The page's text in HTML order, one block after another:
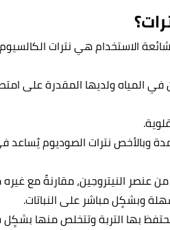
الاستخدام هي نترات
في المياه ولديها المقدرة على
وبالأخص نترات الصوديوم يُساعد
عنصر النيتروجين، مقارنةً مع غيره
وبشكٍل مباشر على النباتات.
بها التربة وتتخلص منها